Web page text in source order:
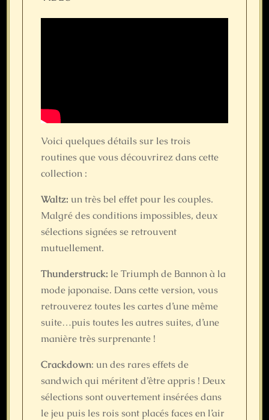
Voici quelques détails sur les trois
routines que vous découvrirez dans cette
collection :
Waltz: un très bel effet pour les couples.
Malgré des conditions impossibles, deux
sélections signées se retrouvent
mutuellement.
Thunderstruck: le Triumph de Bannon à la
mode japonaise. Dans cette version, vous
retrouverez toutes les cartes d’une même
suite…puis toutes les autres suites, d’une
manière très surprenante !
Crackdown: un des rares effets de
sandwich qui méritent d’être appris ! Deux
sélections sont ouvertement insérées dans
le jeu puis les rois sont placés faces en l’air